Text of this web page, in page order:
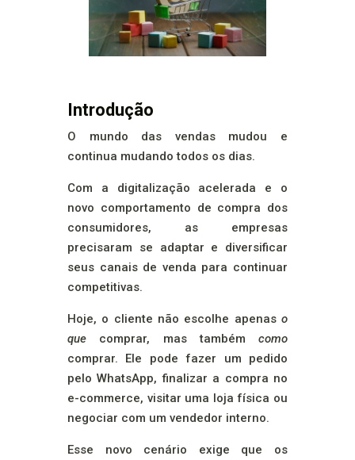
Introdução
O mundo das vendas mudou e
continua mudando todos os dias.
Com a digitalização acelerada e o
novo comportamento de compra dos
consumidores, as empresas
precisaram se adaptar e diversificar
seus canais de venda para continuar
competitivas.
Hoje, o cliente não escolhe apenas o
que comprar, mas também como
comprar. Ele pode fazer um pedido
pelo WhatsApp, finalizar a compra no
e-commerce, visitar uma loja física ou
negociar com um vendedor interno.
Esse novo cenário exige que os